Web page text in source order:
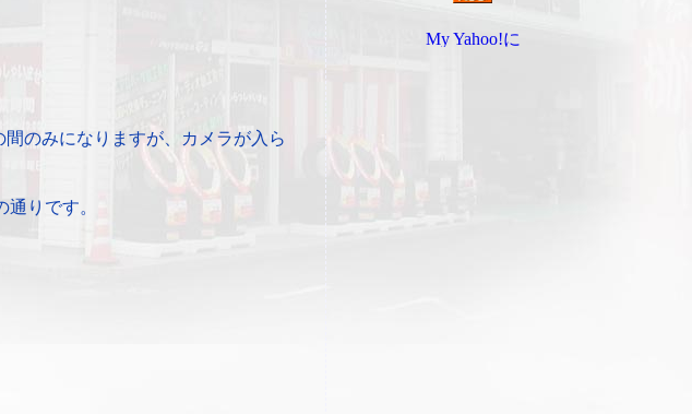
のみになりますが、カメラが入ら
りです。